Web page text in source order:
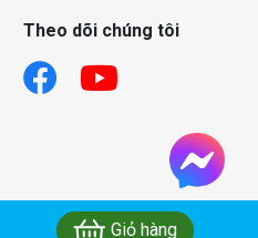
Giỏ hàng
Theo dõi chúng tôi